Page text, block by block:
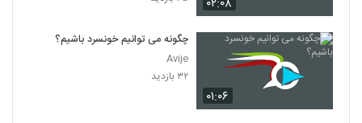
۰۱:۰۶
چگونه می توانیم خونسرد باشیم؟
Avije
۳۲ بازدید